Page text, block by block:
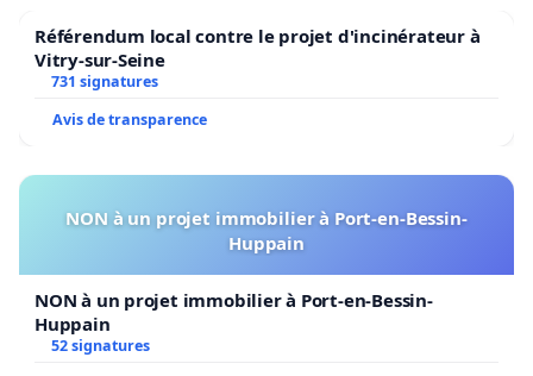
Référendum local contre le projet d'incinérateur à
Vitry-sur-Seine
731 signatures
Avis de transparence
NON à un projet immobilier à Port-en-Bessin-
Huppain
NON à un projet immobilier à Port-en-Bessin-
Huppain
52 signatures